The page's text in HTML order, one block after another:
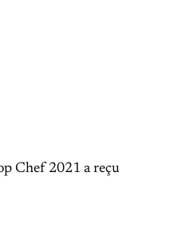
Chef 2021 a reçu